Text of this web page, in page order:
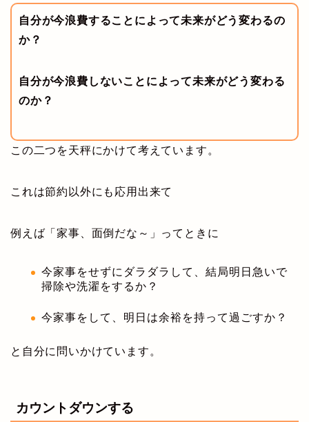
自分が今浪費することによって未来がどう変わるの
か？
自分が今浪費しないことによって未来がどう変わる
のか？
この二つを天秤にかけて考えています。
これは節約以外にも応用出来て
例えば「家事、面倒だな～」ってときに
今家事をせずにダラダラして、結局明日急いで
掃除や洗濯をするか？
今家事をして、明日は余裕を持って過ごすか？
と自分に問いかけています。
カウントダウンする